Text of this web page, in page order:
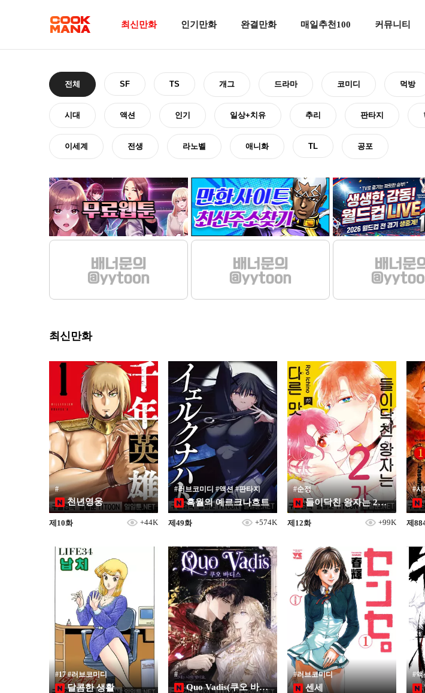
최신만화 인기만화 완결만화 매일추천100 커뮤니티
전체 SF TS 개그 드라마 코미디 먹방
시대 액션 인기 일상+치유 추리 판타지
이세계 전생 라노벨 애니화 TL 공포
최신만화
#
천년영웅
제10화 +44K
#러브코미디 #액션 #판타지
흑월의 예르크나흐트
제49화 +574K
#순정
들이닥친 왕자는 2가지 다른 맛
제12화 +99K
#시
제
19
#17 #러브코미디
달콤한 생활
#
Quo Vadis(쿠오 바디스)
#러브코미디
센세
#액